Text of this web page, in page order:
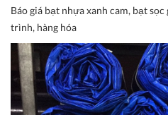
Báo giá bạt nhựa xanh cam, bạt
trình, hàng hóa